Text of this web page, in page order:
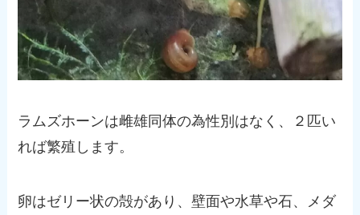
ラムズホーンは雌雄同体の為性別はなく、２匹い
れば繁殖します。
卵はゼリー状の殻があり、壁面や水草や石、メダ